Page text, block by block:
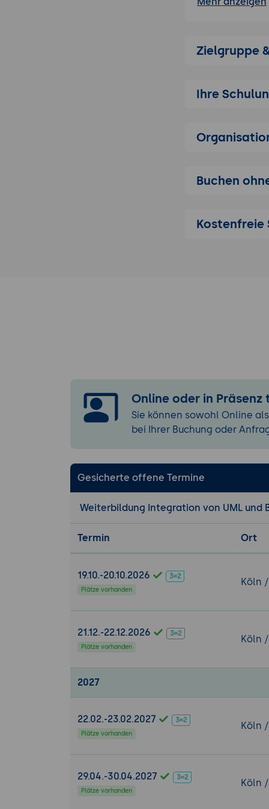
Grundlagen
Bedeutung
Modelio-
Erstellung und
Erweiterte
der
Modellierung
und ihre
Erstellung
für
Integration
anderen
Teamarbeit:
Zielgruppe
Ihre
Buchen
Kostenfreie
Online oder in Präsenz
Sie können sowohl Online
bei Ihrer Buchung oder
Gesicherte offene Termine
Weiterbildung Integration von UML und
Termin Ort
19.10.-20.10.2026
Plätze vorhanden
Köln
21.12.-22.12.2026
Plätze vorhanden
Köln
2027
22.02.-23.02.2027
Plätze vorhanden
Köln
29.04.-30.04.2027
Plätze vorhanden
Köln